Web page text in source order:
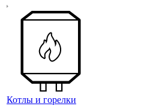
Котлы и горелки